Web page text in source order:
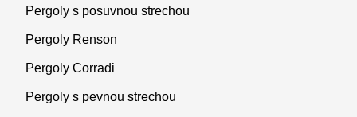
Pergoly s posuvnou strechou
Pergoly Renson
Pergoly Corradi
Pergoly s pevnou strechou